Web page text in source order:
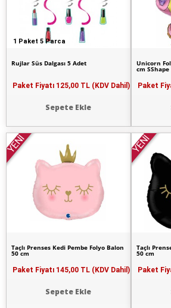
1 Paket 5 Parca
Rujlar Süs Dalgası 5 Adet
Paket Fiyatı 125,00 TL (KDV Dahil)
Sepete Ekle
Unicorn
cm SShape
Paket
YENİ
Taçlı Prenses Kedi Pembe Folyo Balon
50 cm
Paket Fiyatı 145,00 TL (KDV Dahil)
Sepete Ekle
YENİ
Taçlı
50 cm
Paket